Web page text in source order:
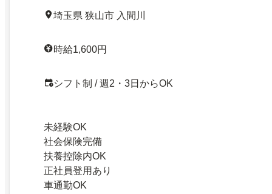
埼玉県 狭山市 入間川
時給1,600円
シフト制 / 週2・3日からOK
未経験OK
社会保険完備
扶養控除内OK
正社員登用あり
車通勤OK